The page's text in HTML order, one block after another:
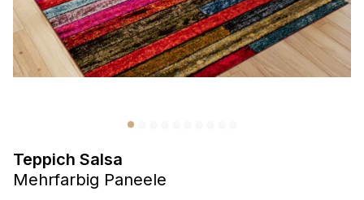
Teppich Salsa
Mehrfarbig Paneele
befinden.
Statistik
Marketing
Marketing-Cookies werden verwendet, um Benutzer über